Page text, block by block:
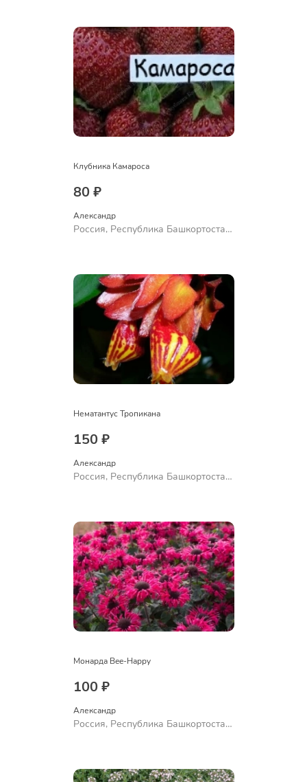
Клубника Камароса
80 ₽
Александр
Россия, Республика Башкортостан,
Нематантус Тропикана
150 ₽
Александр
Россия, Республика Башкортостан,
Монарда Bee-Happy
100 ₽
Александр
Россия, Республика Башкортостан,